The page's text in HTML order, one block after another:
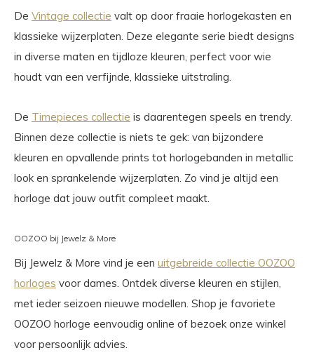
De Vintage collectie valt op door fraaie horlogekasten en
klassieke wijzerplaten. Deze elegante serie biedt designs
in diverse maten en tijdloze kleuren, perfect voor wie
houdt van een verfijnde, klassieke uitstraling.
De Timepieces collectie is daarentegen speels en trendy.
Binnen deze collectie is niets te gek: van bijzondere
kleuren en opvallende prints tot horlogebanden in metallic
look en sprankelende wijzerplaten. Zo vind je altijd een
horloge dat jouw outfit compleet maakt.
OOZOO bij Jewelz & More
Bij Jewelz & More vind je een uitgebreide collectie OOZOO
horloges voor dames. Ontdek diverse kleuren en stijlen,
met ieder seizoen nieuwe modellen. Shop je favoriete
OOZOO horloge eenvoudig online of bezoek onze winkel
voor persoonlijk advies.